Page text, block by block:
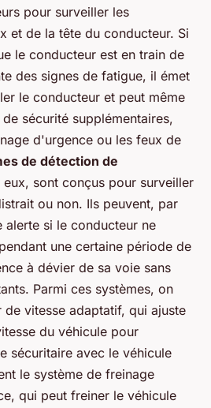
pour surveiller les
et de la tête du conducteur. Si
le conducteur est en train de
des signes de fatigue, il émet
le conducteur et peut même
sécurité supplémentaires,
d'urgence ou les feux de
de détection de
eux, sont conçus pour surveiller
ou non. Ils peuvent, par
alerte si le conducteur ne
une certaine période de
à dévier de sa voie sans
Parmi ces systèmes, on
de vitesse adaptatif, qui ajuste
du véhicule pour
sécuritaire avec le véhicule
le système de freinage
qui peut freiner le véhicule